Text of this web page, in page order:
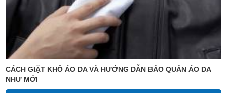
CÁCH GIẶT KHÔ ÁO DA VÀ HƯỚNG DẪN BẢO QUẢN ÁO DA
NHƯ MỚI